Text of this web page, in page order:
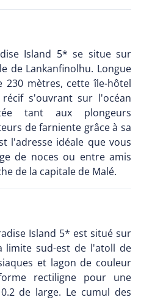
Island 5* se situe sur
de Lankanfinolhu. Longue
mètres, cette île-hôtel
s'ouvrant sur l'océan
tant aux plongeurs
de farniente grâce à sa
l'adresse idéale que vous
de noces ou entre amis
de la capitale de Malé.
Island 5* est situé sur
limite sud-est de l'atoll de
et lagon de couleur
rectiligne pour une
de large. Le cumul des